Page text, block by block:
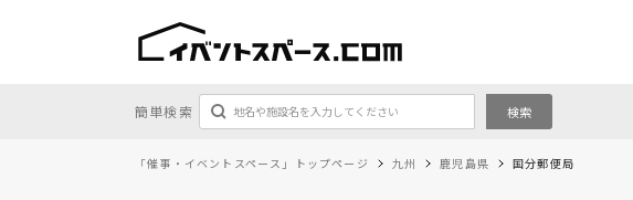
簡単検索 検索
「催事・イベントスペース」トップページ 九州 鹿児島県 国分郵便局